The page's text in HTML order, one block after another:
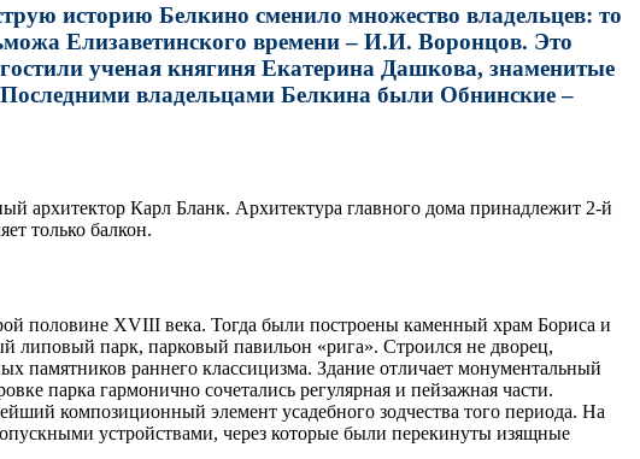
историю Белкино сменило множество владельцев: то
Елизаветинского времени – И.И. Воронцов. Это
ученая княгиня Екатерина Дашкова, знаменитые
владельцами Белкина были Обнинские –
архитектор Карл Бланк. Архитектура главного дома принадлежит 2-й
только балкон.
половине XVIII века. Тогда были построены каменный храм Бориса и
липовый парк, парковый павильон «рига». Строился не дворец,
памятников раннего классицизма. Здание отличает монументальный
парка гармонично сочетались регулярная и пейзажная части.
композиционный элемент усадебного зодчества того периода. На
устройствами, через которые были перекинуты изящные